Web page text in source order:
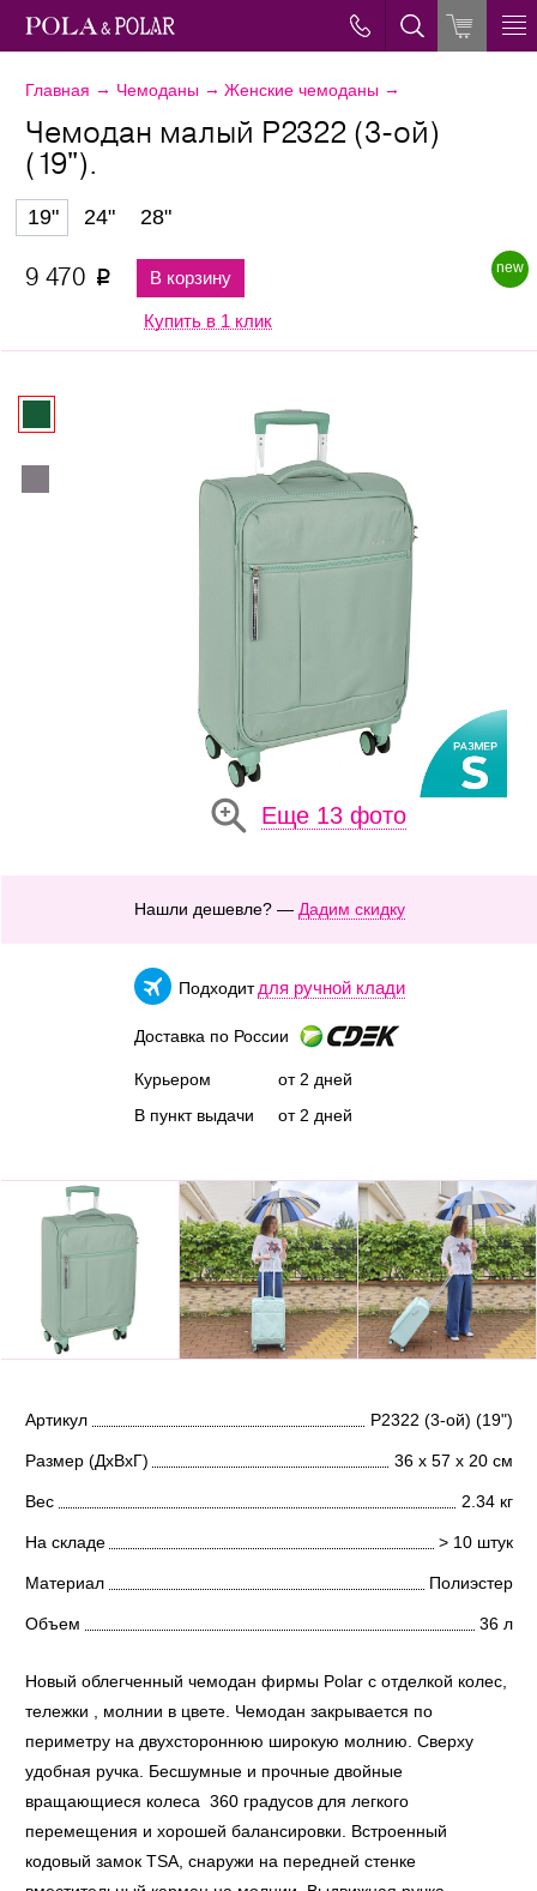
Главная → Чемоданы → Женские чемоданы →
Еще 13 фото
new
Чемодан малый Р2322 (3-ой)
(19").
19" 24" 28"
9 470 p В корзину
Купить в 1 клик
Нашли дешевле? — Дадим скидку
Подходит для ручной клади
Доставка по России
Курьером
В пункт выдачи
от 2 дней
от 2 дней
Артикул Р2322 (3-ой) (19")
Размер (ДхВхГ) 36 х 57 х 20 см
Вес 2.34 кг
На складе > 10 штук
Материал Полиэстер
Объем 36 л
Новый облегченный чемодан фирмы Polar с отделкой колес,
тележки , молнии в цвете. Чемодан закрывается по
периметру на двухстороннюю широкую молнию. Сверху
удобная ручка. Бесшумные и прочные двойные
вращающиеся колеса 360 градусов для легкого
перемещения и хорошей балансировки. Встроенный
кодовый замок TSA, снаружи на передней стенке